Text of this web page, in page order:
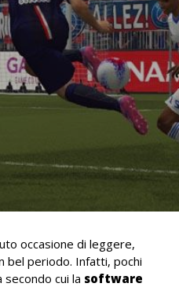
occasione di leggere,
bel periodo. Infatti, pochi
cui la software